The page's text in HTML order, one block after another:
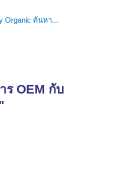
Organic ค้นหา...
OEM กับ